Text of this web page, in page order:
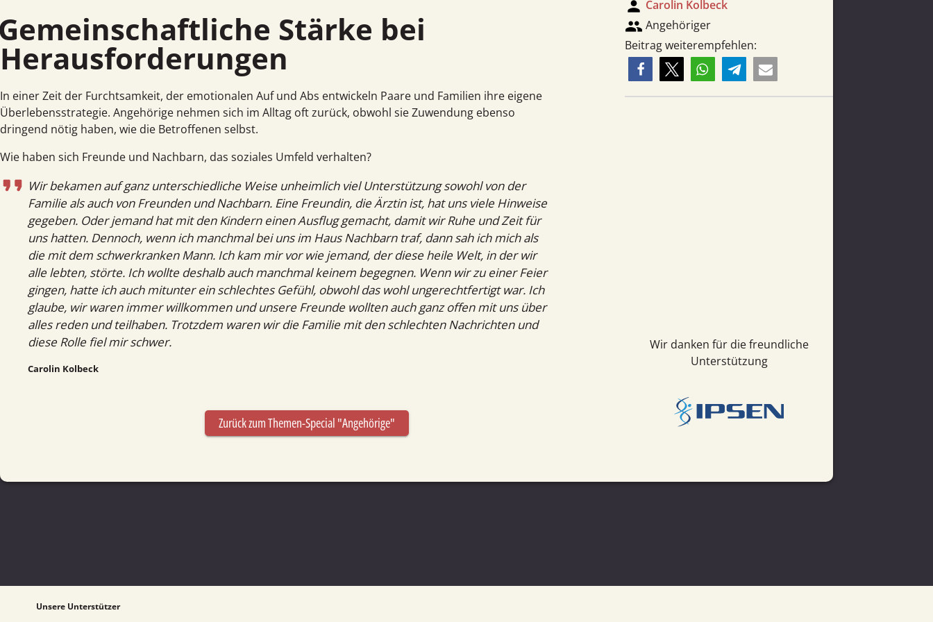
Stärke bei
Herausforderungen
In einer Zeit der Furcht­samkeit, der emotionalen Auf und Abs entwickeln Paare und Familien ihre eigene
Über­lebens­strategie. Angehörige nehmen sich im Alltag oft zurück, obwohl sie Zuwen­dung ebenso
dringend nötig haben, wie die Betroffenen selbst.
Wie haben sich Freunde und Nachbarn, das soziales Umfeld verhalten?
Wir bekamen auf ganz unterschiedliche Weise unheimlich viel Unterstützung sowohl von der
Familie als auch von Freunden und Nachbarn. Eine Freundin, die Ärztin ist, hat uns viele Hinweise
gegeben. Oder jemand hat mit den Kindern einen Ausflug gemacht, damit wir Ruhe und Zeit für
uns hatten. Dennoch, wenn ich manchmal bei uns im Haus Nachbarn traf, dann sah ich mich als
die mit dem schwerkranken Mann. Ich kam mir vor wie jemand, der diese heile Welt, in der wir
alle lebten, störte. Ich wollte deshalb auch manchmal keinem begegnen. Wenn wir zu einer Feier
gingen, hatte ich auch mitunter ein schlechtes Gefühl, obwohl das wohl ungerechtfertigt war. Ich
glaube, wir waren immer willkommen und unsere Freunde wollten auch ganz offen mit uns über
alles reden und teilhaben. Trotzdem waren wir die Familie mit den schlechten Nachrichten und
diese Rolle fiel mir schwer.
Carolin Kolbeck
Zurück zum Themen-Special "Angehörige"
person Carolin Kolbeck
group Angehöriger
Beitrag weiterempfehlen:
Wir danken für die freundliche
Unterstützung
Unsere Unterstützer